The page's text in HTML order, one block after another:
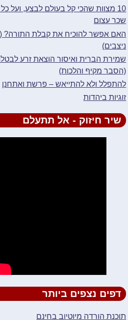
10 מצוות שהכי קל בעולם לבצע, ועל
שכר עצום
האם אפשר להוכיח את קבלת התורה?
ניצבים)
שמירת הברית ואיסור הוצאת זרע
(הסבר מקיף והלכות)
להתפלל ולא להתייאש – פרשת ואתחנן
זוגיות ביהדות
שיר חיזוק - אל תתעלם
דפים נצפים ביותר
תוכנת הורדה מיוטיוב בחינם